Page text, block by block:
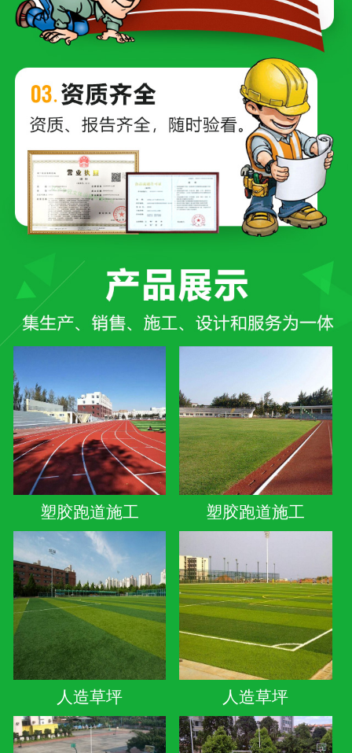
塑胶跑道施工 塑胶跑道施工
人造草坪 人造草坪